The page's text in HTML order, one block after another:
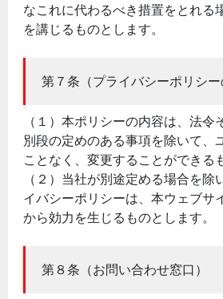
なこれに代わるべき措置をとれる
を講じるものとします。
第７条（プライバシーポリシー
（１）本ポリシーの内容は、法
別段の定めのある事項を除いて、
ことなく、変更することができる
（２）当社が別途定める場合を除
イバシーポリシーは、本ウェブサ
から効力を生じるものとします。
第８条（お問い合わせ窓口）